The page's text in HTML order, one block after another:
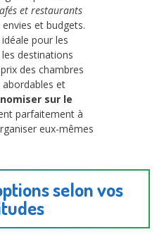
et restaurants
et budgets.
pour les
destinations
des chambres
et
sur le
parfaitement à
eux-mêmes
selon vos